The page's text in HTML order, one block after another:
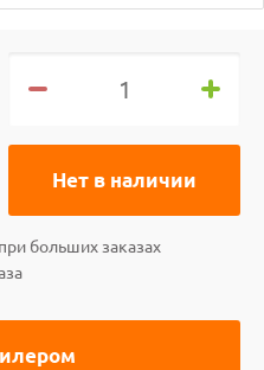
Нет в наличии
больших заказах